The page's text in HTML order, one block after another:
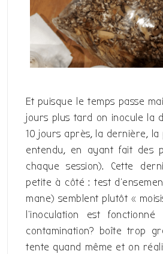
Et puisque le temps passe
jours plus tard on inocule la
10 jours après, la dernière,
entendu, en ayant fait des
chaque session). Cette
petite à côté : test
mane) semblent plutôt «
l’inoculation est fonctionné
contamination? boîte trop
tente quand même et on